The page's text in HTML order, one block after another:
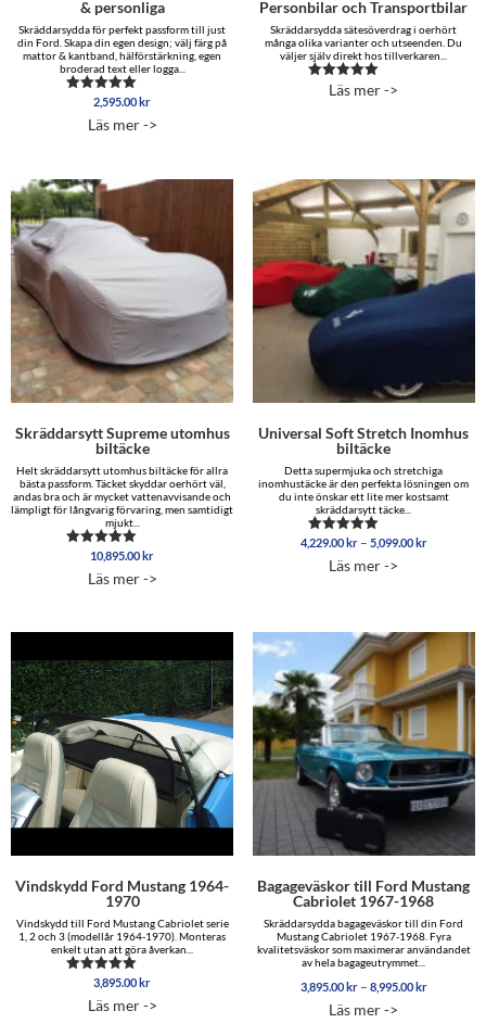
& personliga
Skräddarsydda för perfekt passform till just
din Ford. Skapa din egen design; välj färg på
mattor & kantband, hälförstärkning, egen
broderad text eller logga...
Betygsatt
av 5
2,595.00 kr
Läs mer ->
Personbilar och Transportbilar
Skräddarsydda sätesöverdrag i oerhört
många olika varianter och utseenden. Du
väljer själv direkt hos tillverkaren...
Betygsatt
Läs mer ->
Skräddarsytt Supreme utomhus
biltäcke
Helt skräddarsytt utomhus biltäcke för allra
bästa passform. Täcket skyddar oerhört väl,
andas bra och är mycket vattenavvisande och
lämpligt för långvarig förvaring, men samtidigt
mjukt...
Betygsatt
av 5
10,895.00kr
Läs mer ->
Universal Soft Stretch Inomhus
biltäcke
Detta supermjuka och stretchiga
inomhustäcke är den perfekta lösningen om
du inte önskar ett lite mer kostsamt
skräddarsytt täcke...
Betygsatt
av 5
4,229.00kr – 5,099.00kr
Läs mer ->
Vindskydd Ford Mustang 1964-
1970
Vindskydd till Ford Mustang Cabriolet serie
1, 2 och 3 (modellår 1964-1970). Monteras
enkelt utan att göra åverkan...
Betygsatt
av 5
3,895.00kr
Läs mer ->
Bagageväskor till Ford Mustang
Cabriolet 1967-1968
Skräddarsydda bagageväskor till din Ford
Mustang Cabriolet 1967-1968. Fyra
kvalitetsväskor som maximerar användandet
av hela bagageutrymmet...
3,895.00kr – 8,995.00kr
Läs mer ->